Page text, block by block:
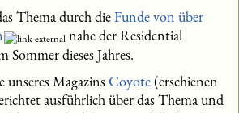
Thema durch dieFunde von über
nahe der Residential
Sommer dieses Jahres.
unseres MagazinsCoyote(erschienen
ausführlich über das Thema und